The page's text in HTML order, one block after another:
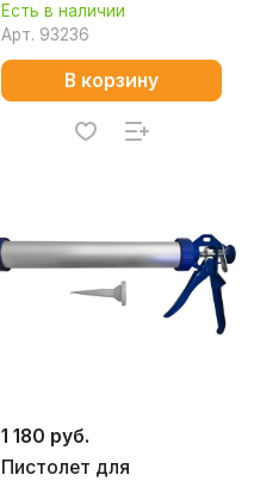
Есть в наличии
Арт. 93236
В корзину
1 180 руб.
Пистолет для